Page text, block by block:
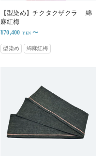
【型染め】チクタクザクラ 綿
麻紅梅
¥70,400 〜
型染め 綿麻紅梅